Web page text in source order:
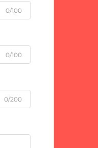
0/100
0/100
0/200